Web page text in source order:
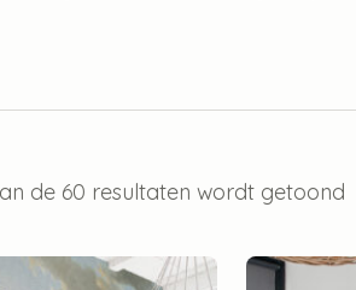
de 60 resultaten wordt getoond